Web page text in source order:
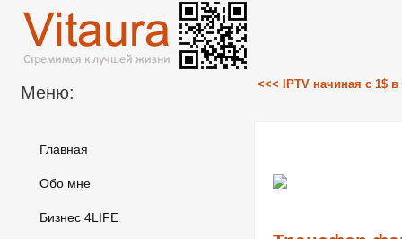
Меню:
Главная
Обо мне
Бизнес 4LIFE
<<< IPTV начиная с 1$